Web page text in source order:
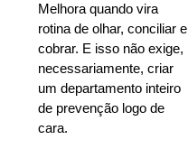
Melhora quando vira
rotina de olhar, conciliar e
cobrar. E isso não exige,
necessariamente, criar
um departamento inteiro
de prevenção logo de
cara.